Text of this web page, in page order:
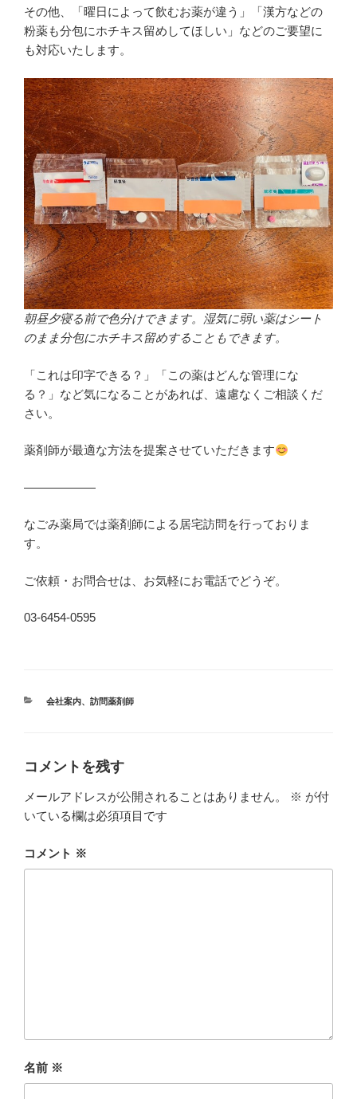
その他、「曜日によって飲むお薬が違う」「漢方などの
粉薬も分包にホチキス留めしてほしい」などのご要望に
も対応いたします。
朝昼夕寝る前で色分けできます。湿気に弱い薬はシート
のまま分包にホチキス留めすることもできます。
「これは印字できる？」「この薬はどんな管理にな
る？」など気になることがあれば、遠慮なくご相談くだ
さい。
薬剤師が最適な方法を提案させていただきます
——————
なごみ薬局では薬剤師による居宅訪問を行っておりま
す。
ご依頼・お問合せは、お気軽にお電話でどうぞ。
03-6454-0595
カ
会社案内、 訪問薬剤師
コメントを残す
メールアドレスが公開されることはありません。 ※ が付
いている欄は必須項目です
コメント ※
名前 ※